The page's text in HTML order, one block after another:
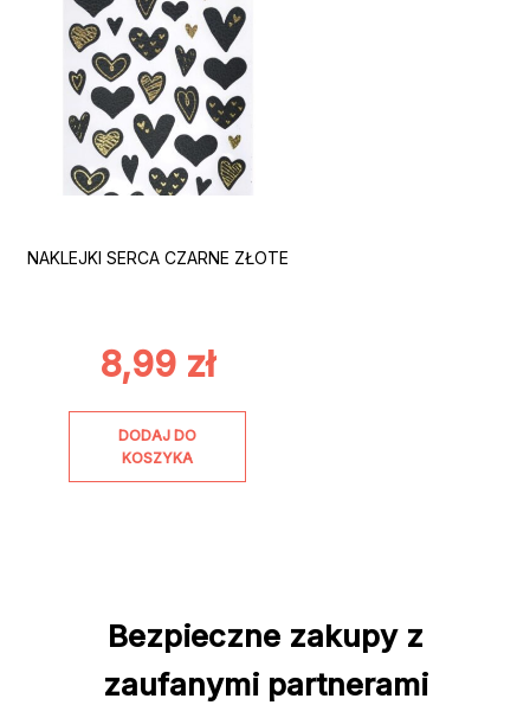
NAKLEJKI SERCA CZARNE ZŁOTE
8,99 zł
DODAJ DO
KOSZYKA
Bezpieczne zakupy z
zaufanymi partnerami